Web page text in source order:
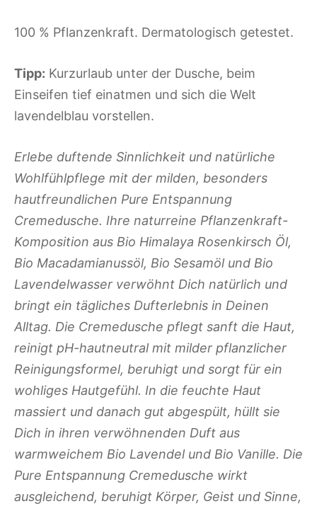
100 % Pflanzenkraft. Dermatologisch getestet.
Tipp: Kurzurlaub unter der Dusche, beim
Einseifen tief einatmen und sich die Welt
lavendelblau vorstellen.
Erlebe duftende Sinnlichkeit und natürliche
Wohlfühlpflege mit der milden, besonders
hautfreundlichen Pure Entspannung
Cremedusche. Ihre naturreine Pflanzenkraft-
Komposition aus Bio Himalaya Rosenkirsch Öl,
Bio Macadamianussöl, Bio Sesamöl und Bio
Lavendelwasser verwöhnt Dich natürlich und
bringt ein tägliches Dufterlebnis in Deinen
Alltag. Die Cremedusche pflegt sanft die Haut,
reinigt pH-hautneutral mit milder pflanzlicher
Reinigungsformel, beruhigt und sorgt für ein
wohliges Hautgefühl. In die feuchte Haut
massiert und danach gut abgespült, hüllt sie
Dich in ihren verwöhnenden Duft aus
warmweichem Bio Lavendel und Bio Vanille. Die
Pure Entspannung Cremedusche wirkt
ausgleichend, beruhigt Körper, Geist und Sinne,